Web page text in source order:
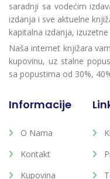
saradnji sa vodećim
izdanja i sve aktuelne
kapitalna izdanja,
Naša internet knjižara
kupovinu, uz stalne
sa popustima od 30%,
Informacije
O Nama
Kontakt
Kupovina